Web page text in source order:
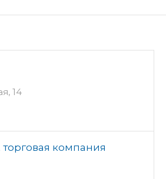
14
компания